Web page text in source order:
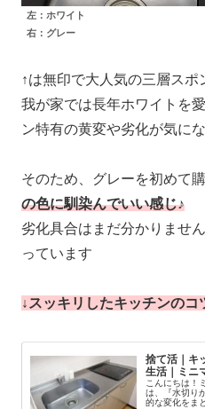
左：ホワイト
右：グレー
↑は無印で大人気の三層スポ
我が家では長年ホワイトを
ン特有の黄変や劣化が気に
そのため、グレーを初めて
の色に馴染んでいい感じ♪
劣化具合はまだ分かりませ
っています
↓スッキリしたキッチンのコ
捨て活｜キ
生活｜ミニ
こんにちは！
は、『水切り
的な変化をま